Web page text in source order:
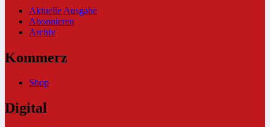
Aktuelle Ausgabe
Abonnieren
Archiv
Kommerz
Shop
Digital